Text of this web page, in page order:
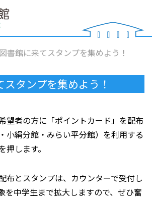
図書館に来てスタンプを集めよう！
タンプを集めよう！
望者の方に「ポイントカード」を配布
小絹分館・みらい平分館）を利用する
押します。
布とスタンプは、カウンターで受付し
を中学生まで拡大しますので、ぜひ奮